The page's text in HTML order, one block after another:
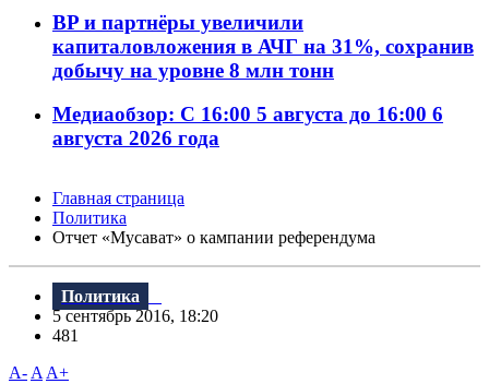
BP и партнёры увеличили
капиталовложения в АЧГ на 31%, сохранив
добычу на уровне 8 млн тонн
Медиаобзор: С 16:00 5 августа до 16:00 6
августа 2026 года
Главная страница
Политика
Отчет «Мусават» о кампании референдума
Политика
5 сентябрь 2016, 18:20
481
A- A A+